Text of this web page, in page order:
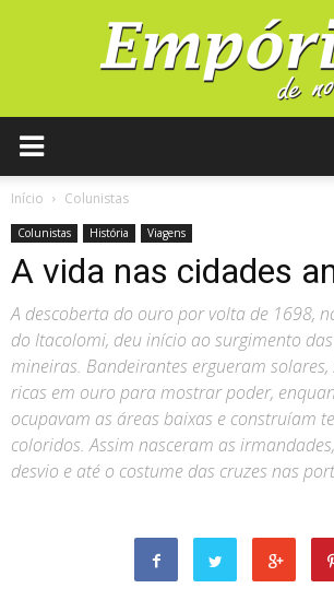
Início Colunistas
Colunistas História Viagens
A vida nas cidades
A descoberta do ouro por volta de 1698,
do Itacolomi, deu início ao surgimento
mineiras. Bandeirantes ergueram
ricas em ouro para mostrar poder,
ocupavam as áreas baixas e construíam
coloridos. Assim nasceram as
desvio e até o costume das cruzes nas